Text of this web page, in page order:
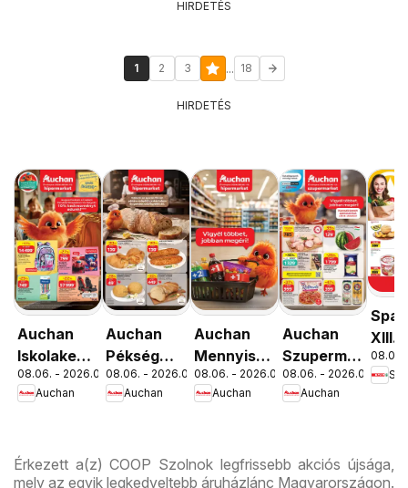
HIRDETÉS
1 2 3 ... 18
HIRDETÉS
Auchan
Iskolakezdés
ajánlatok
08.06. - 2026.08.19.
Auchan
Auchan
Pékség
ajánlataink
08.06. - 2026.08.12.
Auchan
Auchan
Mennyiségi
kedvezmény
ajánlataink
08.06. - 2026.08.19.
Auchan
Auchan
Szupermarket
akciós
újság
08.06. - 2026.08.12.
Auchan
Spar
XIII.
út
08.06.
Érkezett a(z) COOP Szolnok legfrissebb akciós újsága,
mely az egyik legkedveltebb áruházlánc Magyarországon.